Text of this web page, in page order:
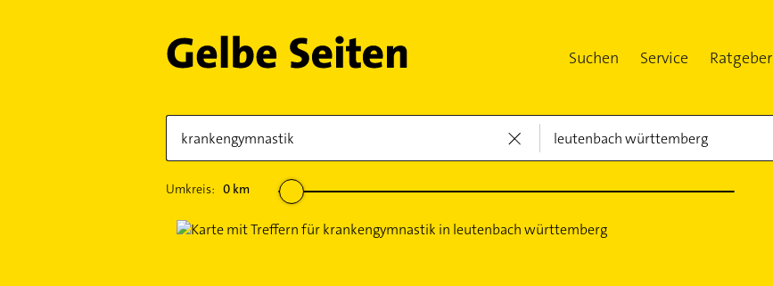
Suchen Service Ratgeber
Umkreis: 0km